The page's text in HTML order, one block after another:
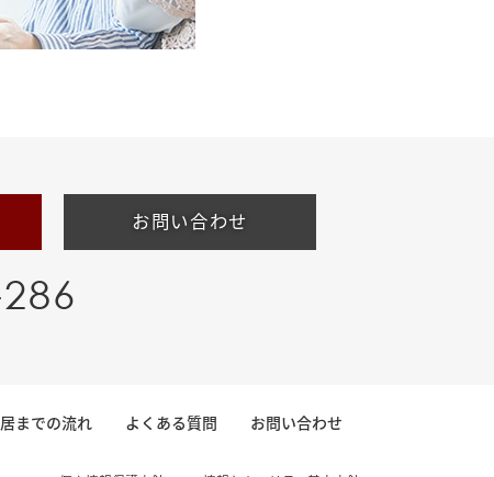
お問い合わせ
までの流れ よくある質問 お問い合わせ